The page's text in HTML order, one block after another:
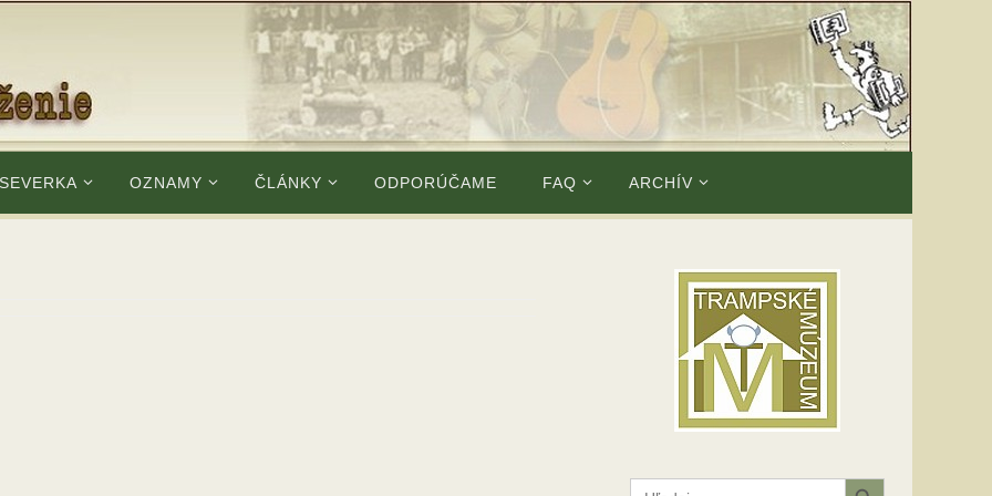
OZNAMY ČLÁNKY ODPORÚČAME FAQ ARCHÍV
Search
Search Button